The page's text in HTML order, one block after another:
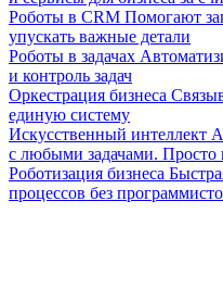
Роботы в CRM Помогают
упускать важные детали
Роботы в задачах
и контроль задач
Оркестрация бизнеса
единую систему
Искусственный интеллект
с любыми задачами. Просто
Роботизация бизнеса
процессов без